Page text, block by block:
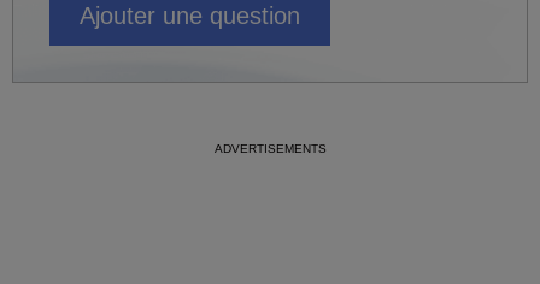
Ajouter une question